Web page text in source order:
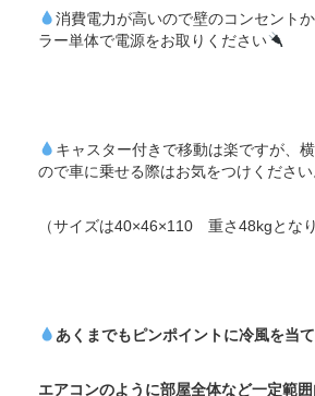
消費電力が高いので壁のコンセント
ラー単体で電源をお取りください
キャスター付きで移動は楽ですが、
ので車に乗せる際はお気をつけください
（サイズは40×46×110 重さ48kgとなり
あくまでもピンポイントに冷風を当て
エアコンのように部屋全体など一定範